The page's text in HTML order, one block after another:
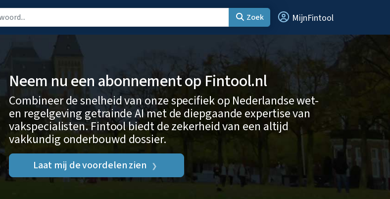
Zoek MijnFintool
Neem nu een abonnement op Fintool.nl
Combineer de snelheid van onze specifiek op Nederlandse wet-
en regelgeving getrainde AI met de diepgaande expertise van
vakspecialisten. Fintool biedt de zekerheid van een altijd
vakkundig onderbouwd dossier.
Laat mij de voordelen zien